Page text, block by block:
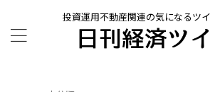
投資運用不動産関連の気になるツ